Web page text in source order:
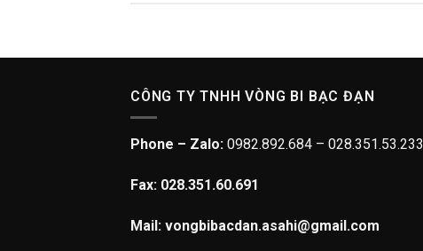
CÔNG TY TNHH VÒNG BI BẠC ĐẠN
Phone – Zalo: 0982.892.684 – 028.351.53.233
Fax: 028.351.60.691
Mail: vongbibacdan.asahi@gmail.com